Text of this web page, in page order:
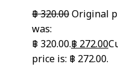
฿320.00Original
was:
฿ 320.00.฿ 272.00
price is: ฿ 272.00.